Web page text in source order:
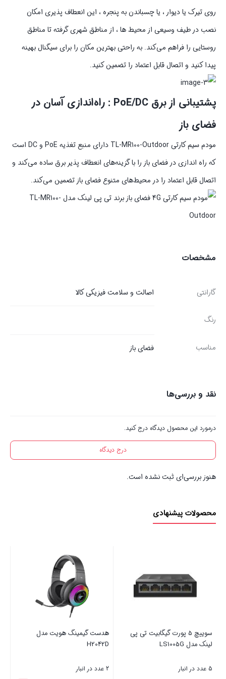
روی تیرک یا دیوار ، یا چسباندن به پنجره ، این انعطاف‌ پذیری امکان
نصب در طیف وسیعی از محیط‌ ها ، از مناطق شهری گرفته تا مناطق
روستایی را فراهم می‌کند. به راحتی بهترین مکان را برای سیگنال بهینه
پیدا کنید و اتصال قابل اعتماد را تضمین کنید.
پشتیبانی از برق PoE/DC : راه‌اندازی آسان در
فضای باز
مودم سیم کارتی TL-MR100-Outdoor دارای منبع تغذیه PoE و DC است
که راه‌ اندازی در فضای باز را با گزینه‌های انعطاف‌ پذیر برق ساده می‌کند و
اتصال قابل اعتماد را در محیط‌های متنوع فضای باز تضمین می‌کند.
مشخصات
گارانتی اصالت و سلامت فیزیکی کالا
رنگ
مناسب فضای باز
نقد و بررسی‌ها
درمورد این محصول دیدگاه درج کنید.
درج دیدگاه
هنوز بررسی‌ای ثبت نشده است.
محصولات پیشنهادی
ردیاب خودرو و موتورسیکلت لندر
مدل LD-65 + سیم کارت رایگان
13 عدد در انبار
پایه نگهدارنده گوشی موبایل
مدل K-HD015
10 عدد در انبار